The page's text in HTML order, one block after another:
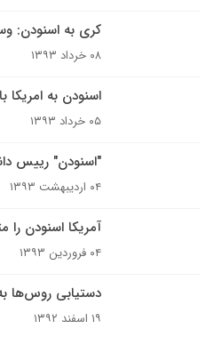
کری به اسنودن:
۰۸ خرداد ۱۳۹۳
اسنودن به امریکا
۰۵ خرداد ۱۳۹۳
"اسنودن" رییس
۰۴ اردیبهشت ۱۳۹۳
آمریکا اسنودن را
۰۴ فروردین ۱۳۹۳
دستیابی روس‌ها
۱۹ اسفند ۱۳۹۲